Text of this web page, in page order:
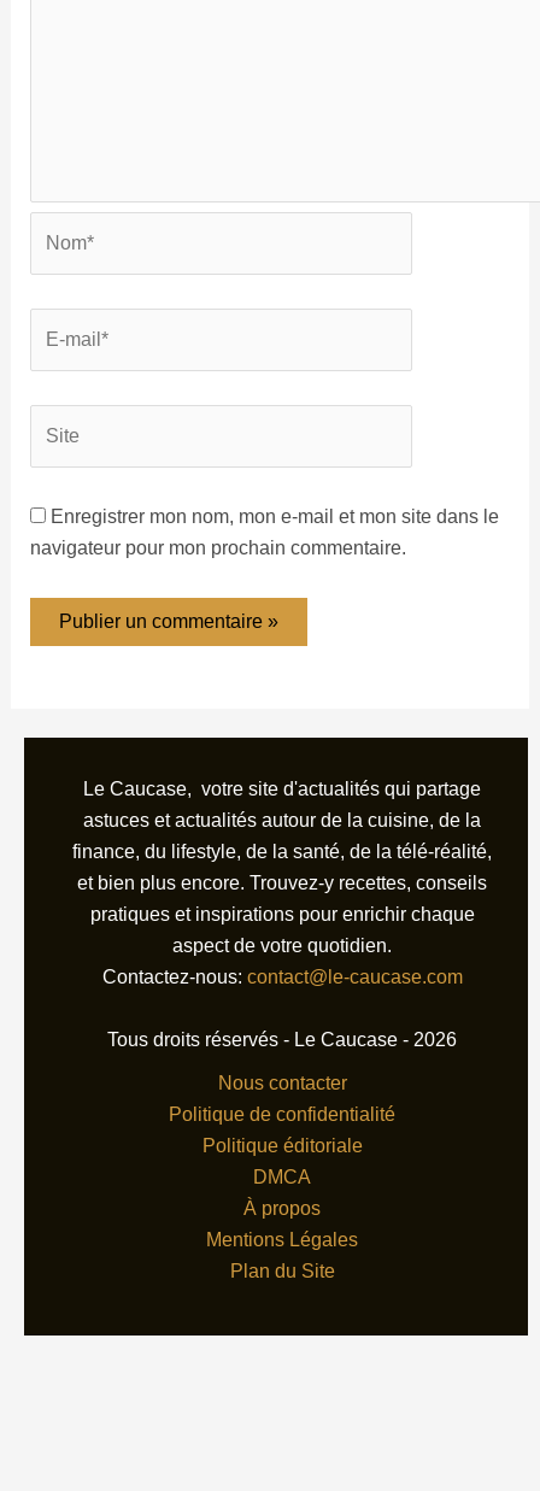
Enregistrer mon nom, mon e-mail et mon site dans le
navigateur pour mon prochain commentaire.
Le Caucase, votre site d'actualités qui partage
astuces et actualités autour de la cuisine, de la
finance, du lifestyle, de la santé, de la télé-réalité,
et bien plus encore. Trouvez-y recettes, conseils
pratiques et inspirations pour enrichir chaque
aspect de votre quotidien.
Contactez-nous: contact@le-caucase.com
Tous droits réservés - Le Caucase - 2026
Nous contacter
Politique de confidentialité
Politique éditoriale
DMCA
À propos
Mentions Légales
Plan du Site